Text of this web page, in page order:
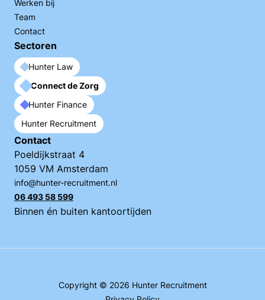
Werken bij
Team
Contact
Sectoren
Hunter Law
Connect de Zorg
Hunter Finance
Hunter Recruitment
Contact
Poeldijkstraat 4
1059 VM Amsterdam
info@hunter-recruitment.nl
06 493 58 599
Binnen én buiten kantoortijden
Copyright © 2026 Hunter Recruitment